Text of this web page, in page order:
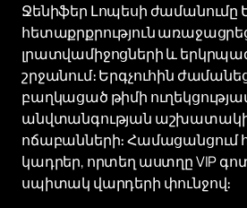
Ջենիֆեր Լոպեսի ժամանումը
հետաքրքրություն
լրատվամիջոցների և
շրջանում։ Երգչուհին
բաղկացած թիմի
անվտանգության
ոճաբանների։ Համացանցում
կադրեր, որտեղ աստղը VIP
սպիտակ վարդերի փունջով։